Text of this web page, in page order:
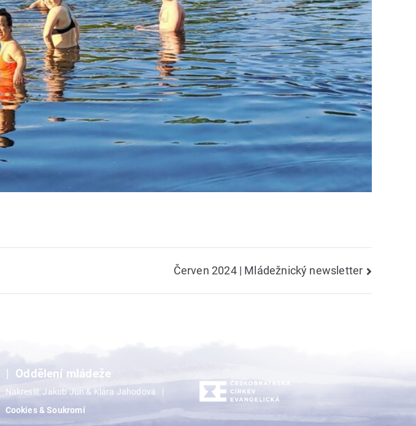
Červen 2024 | Mládežnický newsletter
Oddělení mládeže
Nakreslil: Jakub Jun & Klára Jahodová
Cookies & Soukromí